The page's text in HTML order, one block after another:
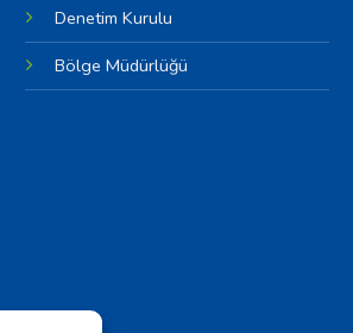
Denetim Kurulu
Bölge Müdürlüğü